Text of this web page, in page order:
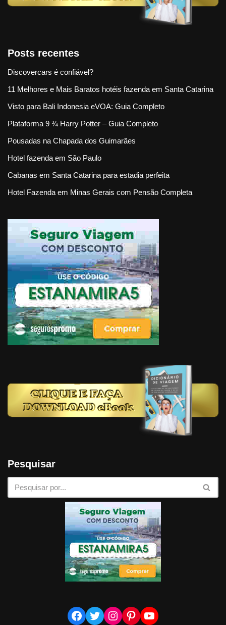
Posts recentes
Discovercars é confiável?
11 Melhores e Mais Baratos hotéis fazenda em Santa Catarina
Visto para Bali Indonesia eVOA: Guia Completo
Plataforma 9 ¾ Harry Potter – Guia Completo
Pousadas na Chapada dos Guimarães
Hotel fazenda em São Paulo
Cabanas em Santa Catarina para estadia perfeita
Hotel Fazenda em Minas Gerais com Pensão Completa
Pesquisar